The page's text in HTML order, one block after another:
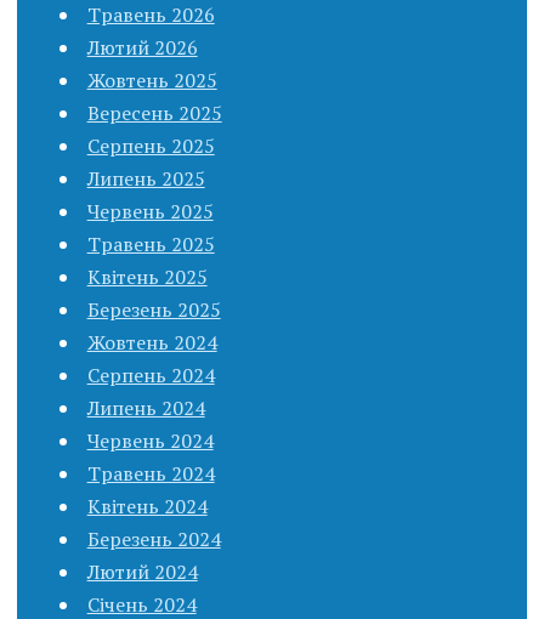
Травень 2026
Лютий 2026
Жовтень 2025
Вересень 2025
Серпень 2025
Липень 2025
Червень 2025
Травень 2025
Квітень 2025
Березень 2025
Жовтень 2024
Серпень 2024
Липень 2024
Червень 2024
Травень 2024
Квітень 2024
Березень 2024
Лютий 2024
Січень 2024